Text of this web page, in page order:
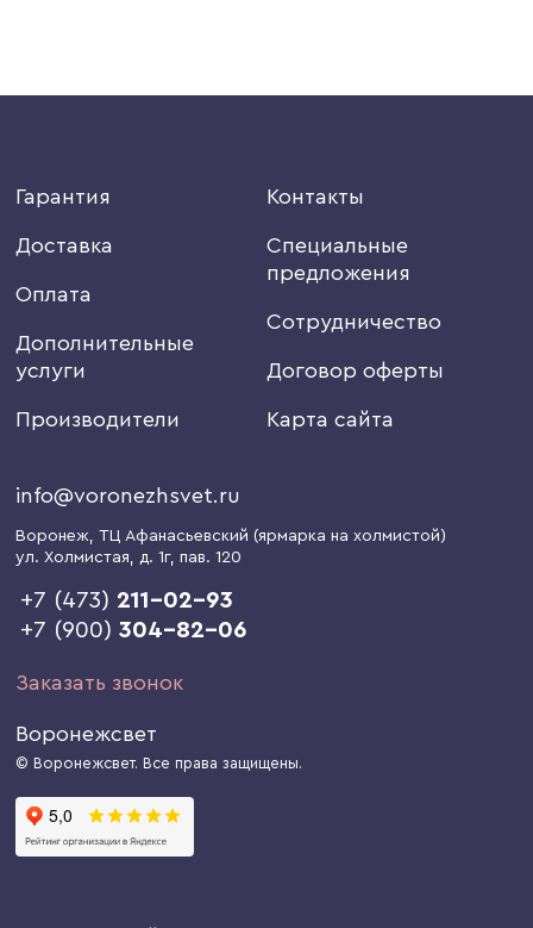
Гарантия
Доставка
Оплата
Дополнительные
услуги
Производители
Контакты
Специальные
предложения
Сотрудничество
Договор оферты
Карта сайта
info@voronezhsvet.ru
Воронеж, ТЦ Афанасьевский (ярмарка на холмистой)
ул. Холмистая, д. 1г, пав. 120
+7 (473) 211-02-93
+7 (900)304-82-06
Заказать звонок
Воронежсвет
© Воронежсвет. Все права защищены.